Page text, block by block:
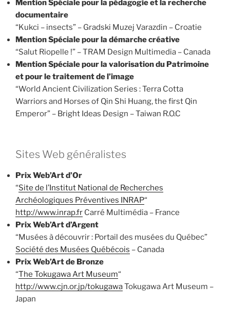
Mention Spéciale pour la pédagogie et la recherche
documentaire
“Kukci – insects” – Gradski Muzej Varazdin – Croatie
Mention Spéciale pour la démarche créative
“Salut Riopelle !” – TRAM Design Multimedia – Canada
Mention Spéciale pour la valorisation du Patrimoine
et pour le traitement de l’image
“World Ancient Civilization Series : Terra Cotta
Warriors and Horses of Qin Shi Huang, the first Qin
Emperor” – Bright Ideas Design – Taiwan R.O.C
Sites Web généralistes
Prix Web’Art d’Or
“Site de l’Institut National de Recherches
Archéologiques Préventives INRAP“
http://www.inrap.fr Carré Multimédia – France
Prix Web’Art d’Argent
“Musées à découvrir : Portail des musées du Québec”
Société des Musées Québécois – Canada
Prix Web’Art de Bronze
“The Tokugawa Art Museum“
http://www.cjn.or.jp/tokugawaTokugawa Art Museum –
Japan